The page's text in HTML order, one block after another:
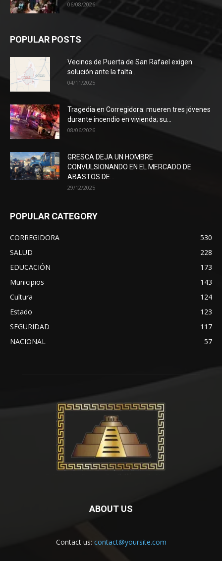
06/08/2026
POPULAR POSTS
Vecinos de Puerta de San Rafael exigen
solución ante la falta...
04/11/2025
Tragedia en Corregidora: mueren tres jóvenes
durante incendio en vivienda; su...
08/06/2026
GRESCA DEJA UN HOMBRE
CONVULSIONANDO EN EL MERCADO DE
ABASTOS DE...
29/12/2025
POPULAR CATEGORY
CORREGIDORA
530
SALUD
228
EDUCACIÓN
173
Municipios
143
Cultura
124
Estado
123
SEGURIDAD
117
NACIONAL
57
ABOUT US
Contact us: contact@yoursite.com